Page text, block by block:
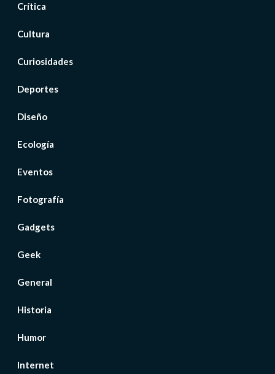
Crítica
Cultura
Curiosidades
Deportes
Diseño
Ecología
Eventos
Fotografía
Gadgets
Geek
General
Historia
Humor
Internet